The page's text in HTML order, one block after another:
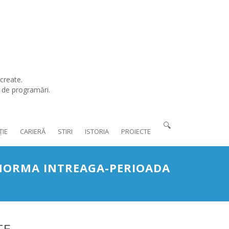
programări.
CARIERĂ STIRI ISTORIA PROIECTE
🔍
INTREAGA-PERIOADA